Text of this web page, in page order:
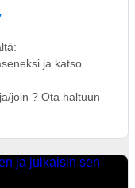
ja katso
join ? Ota haltuun